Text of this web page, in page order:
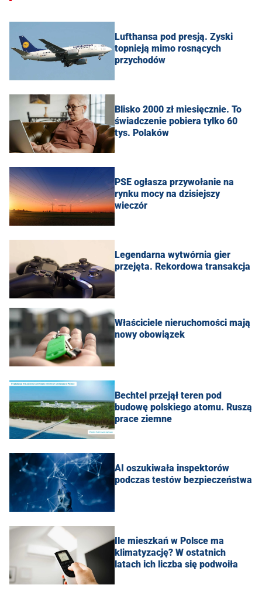
Lufthansa pod presją. Zyski
topnieją mimo rosnących
przychodów
Blisko 2000 zł miesięcznie. To
świadczenie pobiera tylko 60
tys. Polaków
PSE ogłasza przywołanie na
rynku mocy na dzisiejszy
wieczór
Legendarna wytwórnia gier
przejęta. Rekordowa transakcja
Właściciele nieruchomości mają
nowy obowiązek
Bechtel przejął teren pod
budowę polskiego atomu. Ruszą
prace ziemne
AI oszukiwała inspektorów
podczas testów bezpieczeństwa
Ile mieszkań w Polsce ma
klimatyzację? W ostatnich
latach ich liczba się podwoiła